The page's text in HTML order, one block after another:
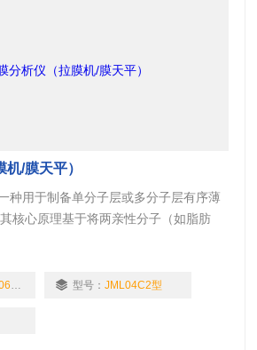
/膜天平）
种用于制备单分子层或多分子层有序薄
核心原理基于将两亲性分子（如脂肪
型号：JML04C2型